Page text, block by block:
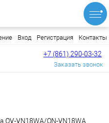
Вход Регистрация Контакты
+7 (861) 290-03-32
Заказать звонок
QV-VN18WA/QN-VN18WA